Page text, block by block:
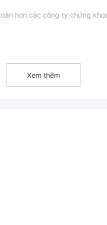
hơn các công ty chứng
khoán Mỹ & Toàn cầu.
nó sẽ được xử lý vào ngày
Xem thêm